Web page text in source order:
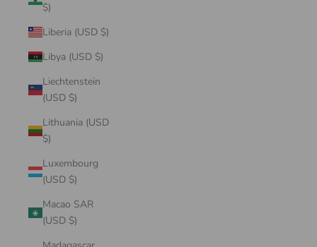
$)
Liberia (USD $)
Libya (USD $)
Liechtenstein
(USD $)
Lithuania (USD
$)
Luxembourg
(USD $)
Macao SAR
(USD $)